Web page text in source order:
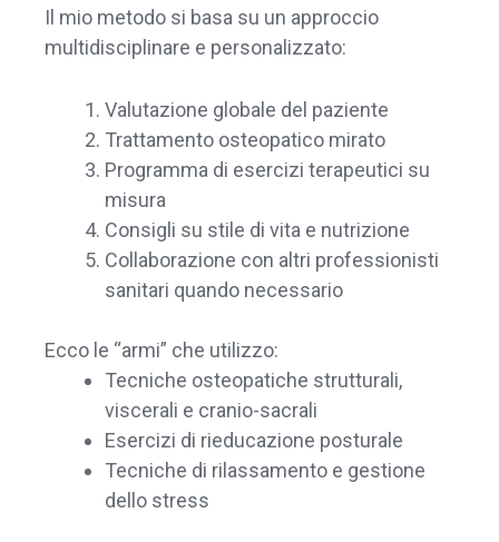
Il mio metodo si basa su un approccio
multidisciplinare e personalizzato:
Valutazione globale del paziente
Trattamento osteopatico mirato
Programma di esercizi terapeutici su
misura
Consigli su stile di vita e nutrizione
Collaborazione con altri professionisti
sanitari quando necessario
Ecco le “armi” che utilizzo:
Tecniche osteopatiche strutturali,
viscerali e cranio-sacrali
Esercizi di rieducazione posturale
Tecniche di rilassamento e gestione
dello stress